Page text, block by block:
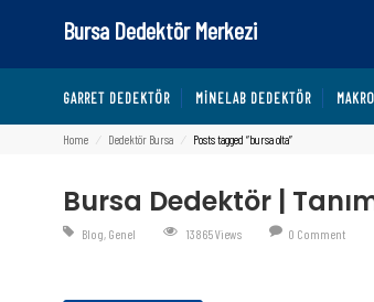
Bursa Dedektör Merkezi
GARRET DEDEKTÖR MINELAB DEDEKTÖR
Home ⁄ Dedektör Bursa ⁄ Posts tagged “bursa olta”
Bursa Dedektör |
Blog, Genel 13865 Views 0 Comment